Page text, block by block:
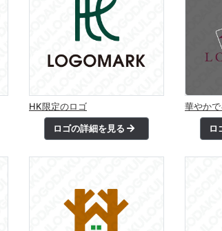
HK限定のロゴ
ロゴの詳細を見る
華やか
ロ